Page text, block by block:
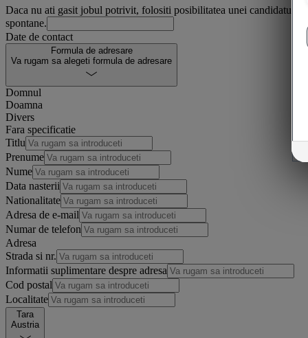
Daca nu ati gasit jobul potrivit, folositi posibilitatea unei candidaturi
spontane.
Date de contact
Formula de adresare
Va rugam sa alegeti formula de adresare
Domnul
Doamna
Divers
Fara specificatie
Titlu
Prenume
Nume
Data nasterii
Nationalitate
Adresa de e-mail
Numar de telefon
Adresa
Strada si nr.
Informatii suplimentare despre adresa
Cod postal
Localitate
Tara
Austria